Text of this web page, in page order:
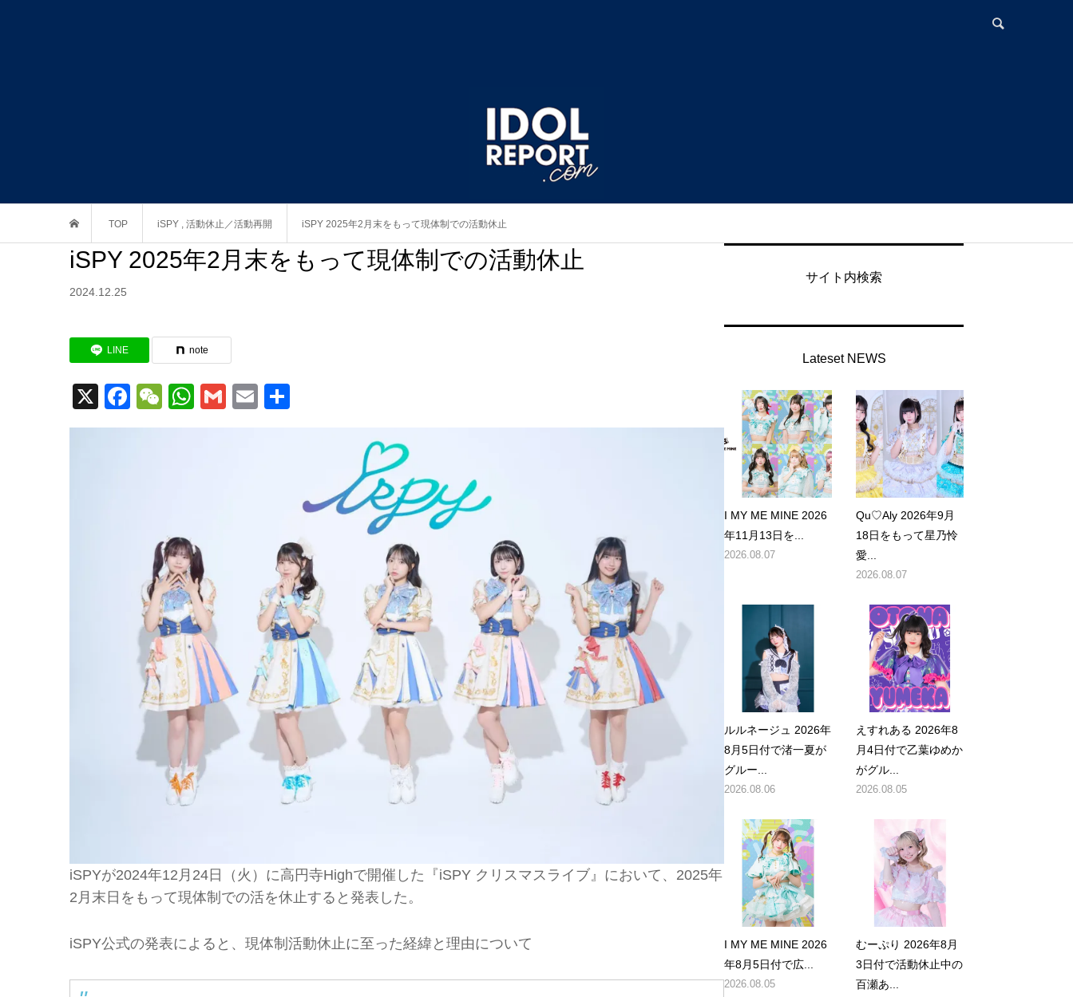
TOP iSPY , 活動休止／活動再開 iSPY 2025年2月末をもって現体制での活動休止
iSPY 2025年2月末をもって現体制での活動休止
2024.12.25
LINE note
X Facebook
WeChat
WhatsApp
GmailEmail
iSPYが2024年12月24日（火）に高円寺Highで開催した『iSPY クリスマスライブ』において、2025年
2月末日をもって現体制での活を休止すると発表した。
iSPY公式の発表によると、現体制活動休止に至った経緯と理由について
サイト内検索
Lateset NEWS
I MY ME MINE 2026
年11月13日を...
2026.08.07
Qu♡Aly 2026年9月
18日をもって星乃怜
愛...
2026.08.07
ルルネージュ 2026年
8月5日付で渚一夏が
グルー...
2026.08.06
えすれある 2026年8
月4日付で乙葉ゆめか
がグル...
2026.08.05
I MY ME MINE 2026
年8月5日付で広...
2026.08.05
むーぷり 2026年8月
3日付で活動休止中の
百瀬あ...